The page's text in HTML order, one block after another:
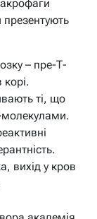
презентують
– пре-Т-
ті, що
молекулами.
вихід у кров